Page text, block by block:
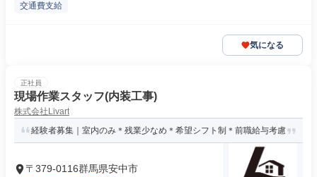
交通費支給
気になる
正社員
現場作業スタッフ(内装工事)
株式会社Livart
経験者募集｜室内のみ＊残業少なめ＊希望シフト制＊前職給与考慮
〒379-0116群馬県安中市